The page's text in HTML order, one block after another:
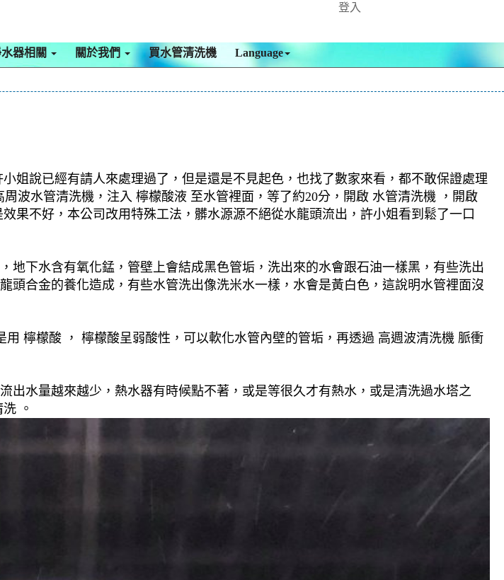
登入
器相關 關於我們 買水管清洗機 Language
姐說已經有請人來處理過了，但是還是不見起色，也找了數家來看，都不敢保證處理
波水管清洗機，注入 檸檬酸液 至水管裡面，等了約20分，開啟 水管清洗機 ，開啟
果不好，本公司改用特殊工法，髒水源源不絕從水龍頭流出，許小姐看到鬆了一口
下水含有氧化錳，管壁上會結成黑色管垢，洗出來的水會跟石油一樣黑，有些洗出
合金的養化造成，有些水管洗出像洗米水一樣，水會是黃白色，這說明水管裡面沒
檸檬酸 ， 檸檬酸呈弱酸性，可以軟化水管內壁的管垢，再透過 高週波清洗機 脈衝
水量越來越少，熱水器有時候點不著，或是等很久才有熱水，或是清洗過水塔之
。